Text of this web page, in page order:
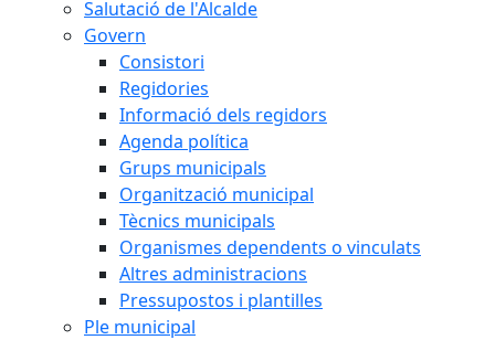
Salutació de l'Alcalde
Govern
Consistori
Regidories
Informació dels regidors
Agenda política
Grups municipals
Organització municipal
Tècnics municipals
Organismes dependents o vinculats
Altres administracions
Pressupostos i plantilles
Ple municipal